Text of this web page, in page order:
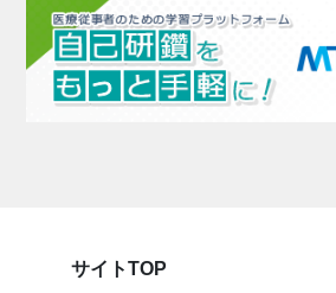
サイトTOP